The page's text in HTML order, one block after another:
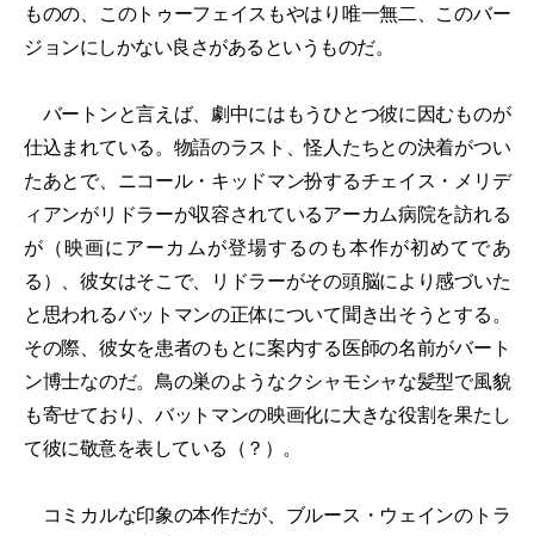
ものの、このトゥーフェイスもやはり唯一無二、このバー
ジョンにしかない良さがあるというものだ。
バートンと言えば、劇中にはもうひとつ彼に因むものが
仕込まれている。物語のラスト、怪人たちとの決着がつい
たあとで、ニコール・キッドマン扮するチェイス・メリデ
ィアンがリドラーが収容されているアーカム病院を訪れる
が（映画にアーカムが登場するのも本作が初めてであ
る）、彼女はそこで、リドラーがその頭脳により感づいた
と思われるバットマンの正体について聞き出そうとする。
その際、彼女を患者のもとに案内する医師の名前がバート
ン博士なのだ。鳥の巣のようなクシャモシャな髪型で風貌
も寄せており、バットマンの映画化に大きな役割を果たし
て彼に敬意を表している（？）。
コミカルな印象の本作だが、ブルース・ウェインのトラ